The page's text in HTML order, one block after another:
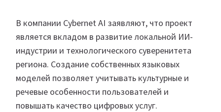
В компании Cybernet AI заявляют, что проект
является вкладом в развитие локальной ИИ-
индустрии и технологического суверенитета
региона. Создание собственных языковых
моделей позволяет учитывать культурные и
речевые особенности пользователей и
повышать качество цифровых услуг.